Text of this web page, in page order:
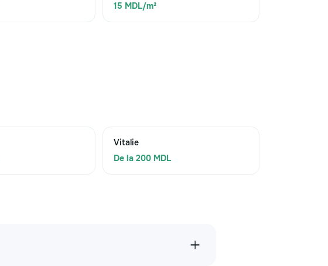
15 MDL/m²
Vitalie
De la 200 MDL